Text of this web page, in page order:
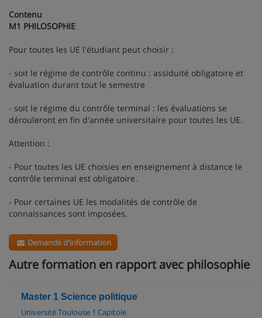
Contenu
M1 PHILOSOPHIE
Pour toutes les UE l'étudiant peut choisir :
- soit le régime de contrôle continu : assiduité obligatoire et
évaluation durant tout le semestre
- soit le régime du contrôle terminal : les évaluations se
dérouleront en fin d'année universitaire pour toutes les UE.
Attention :
- Pour toutes les UE choisies en enseignement à distance le
contrôle terminal est obligatoire.
- Pour certaines UE les modalités de contrôle de
connaissances sont imposées.
Demande d'information
Autre formation en rapport avec philosophie
Master 1 Science politique
Université Toulouse 1 Capitole